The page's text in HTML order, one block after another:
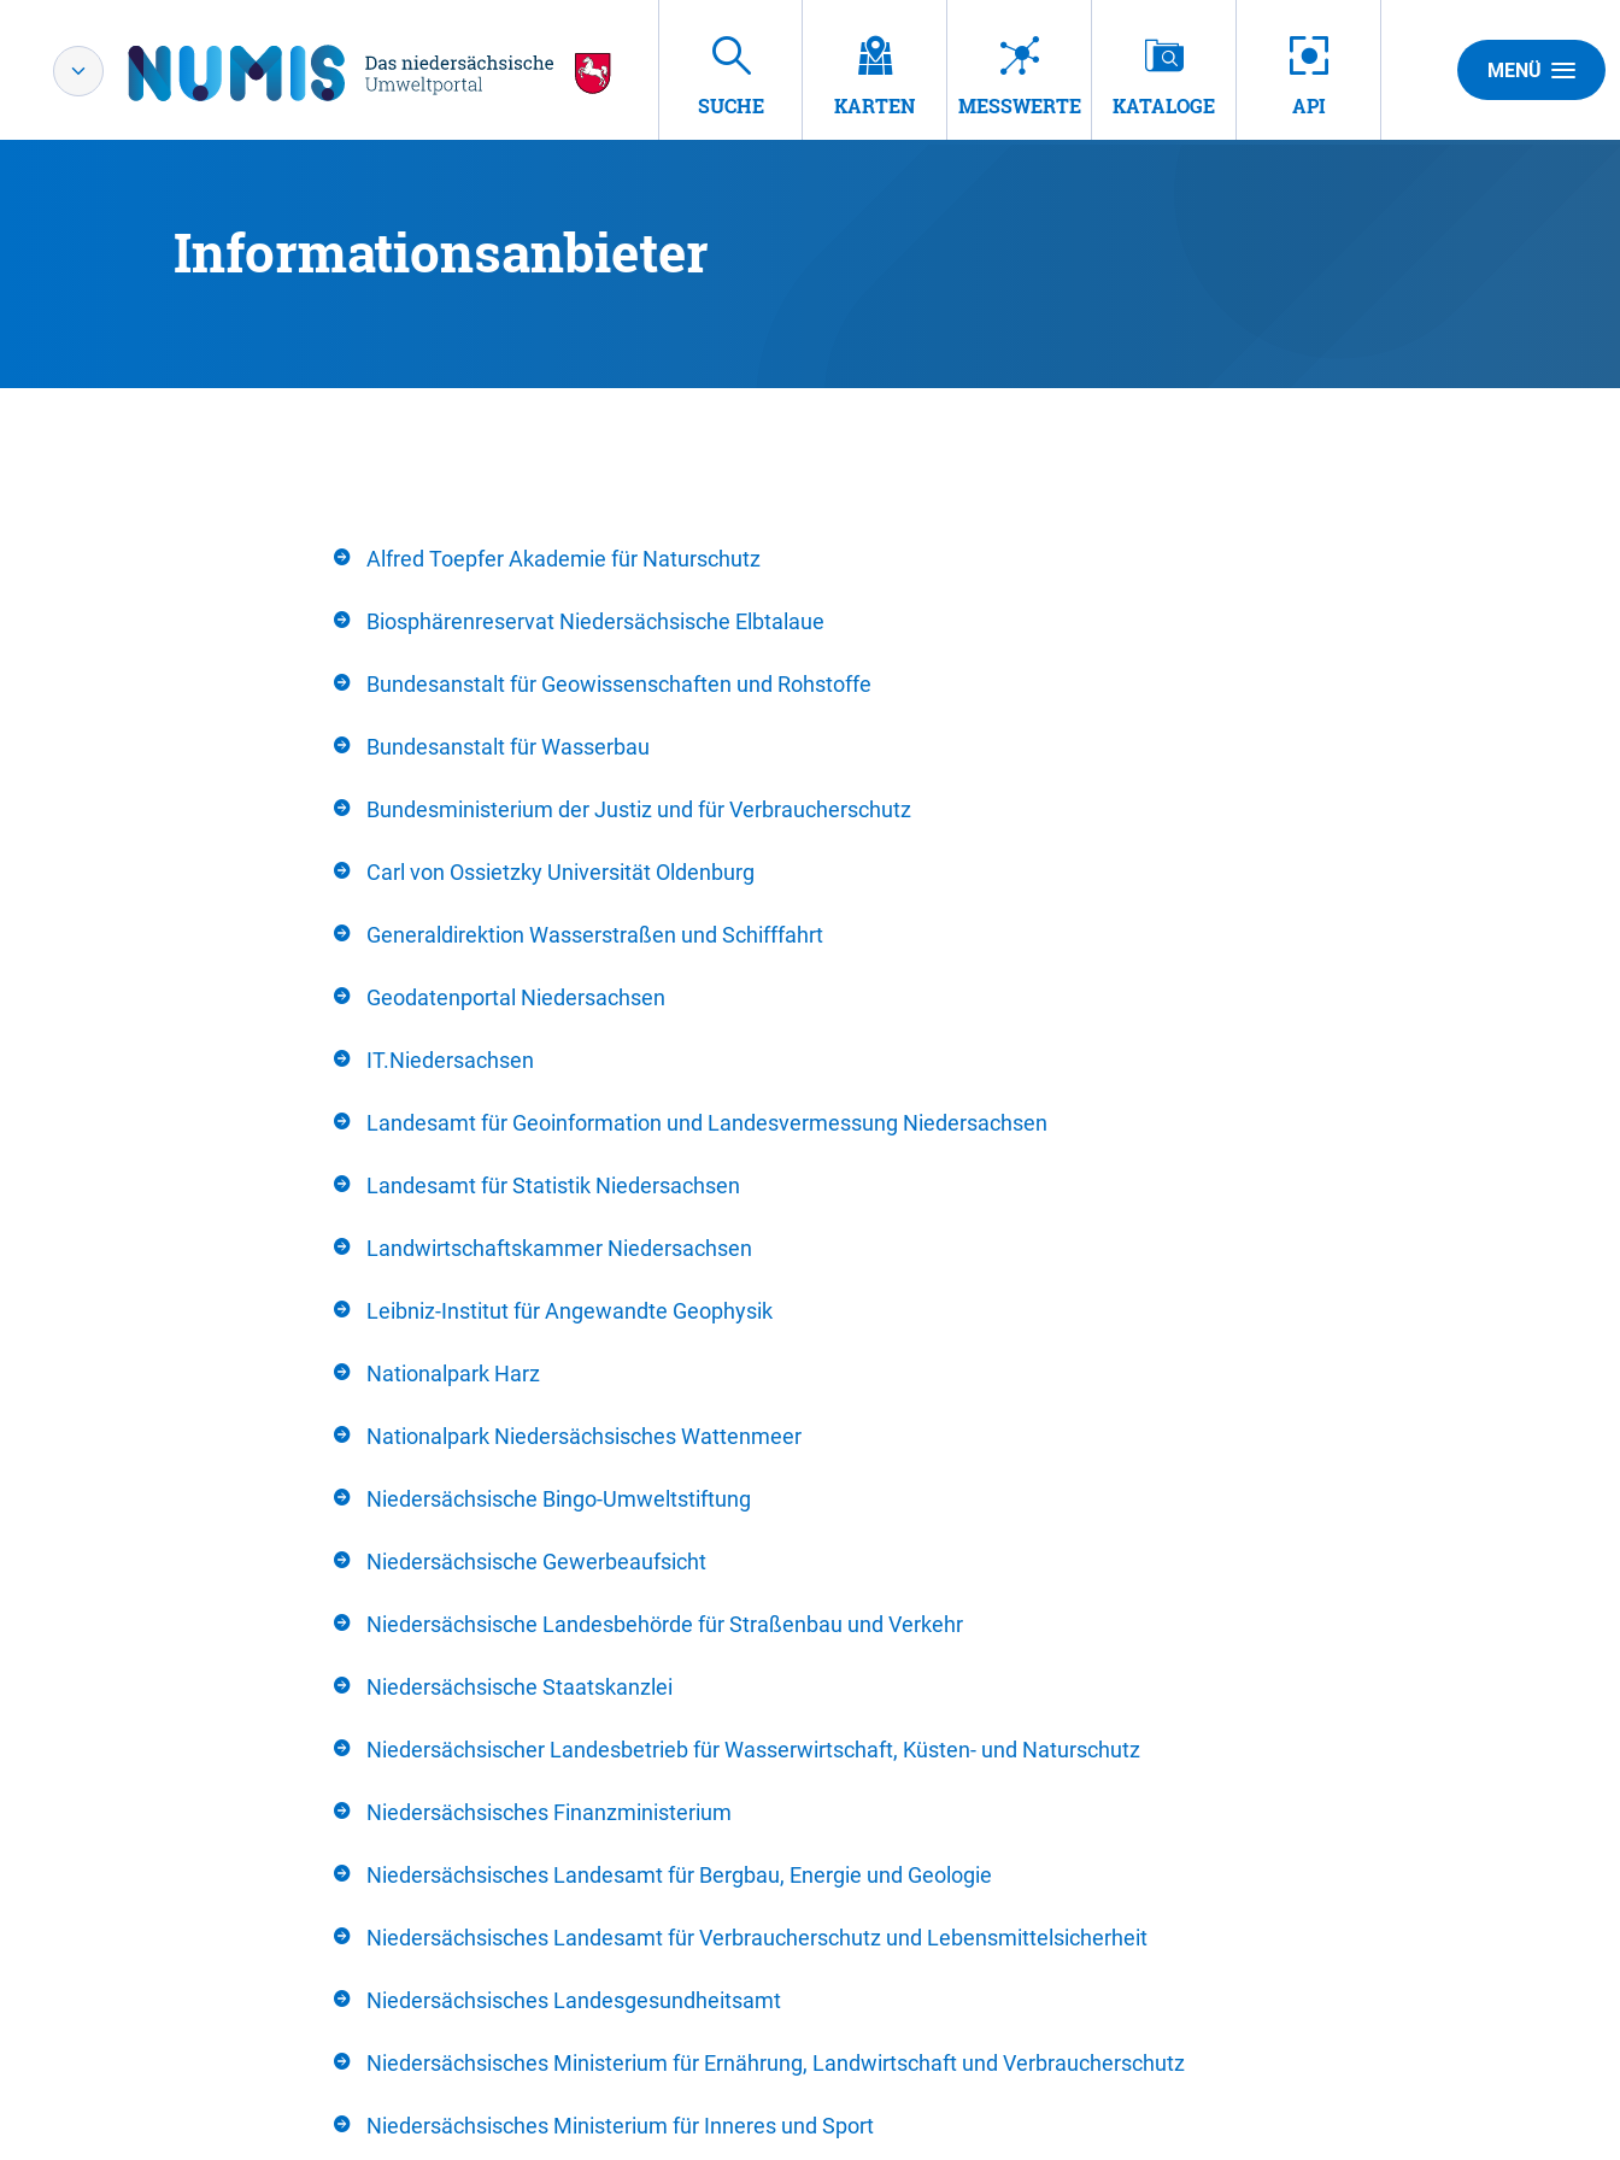
SUCHE KARTEN MESSWERTE KATALOGE API
MENÜ
Informationsanbieter
Alfred Toepfer Akademie für Naturschutz
Biosphärenreservat Niedersächsische Elbtalaue
Bundesanstalt für Geowissenschaften und Rohstoffe
Bundesanstalt für Wasserbau
Bundesministerium der Justiz und für Verbraucherschutz
Carl von Ossietzky Universität Oldenburg
Generaldirektion Wasserstraßen und Schifffahrt
Geodatenportal Niedersachsen
IT.Niedersachsen
Landesamt für Geoinformation und Landesvermessung Niedersachsen
Landesamt für Statistik Niedersachsen
Landwirtschaftskammer Niedersachsen
Leibniz-Institut für Angewandte Geophysik
Nationalpark Harz
Nationalpark Niedersächsisches Wattenmeer
Niedersächsische Bingo-Umweltstiftung
Niedersächsische Gewerbeaufsicht
Niedersächsische Landesbehörde für Straßenbau und Verkehr
Niedersächsische Staatskanzlei
Niedersächsischer Landesbetrieb für Wasserwirtschaft, Küsten- und Naturschutz
Niedersächsisches Finanzministerium
Niedersächsisches Landesamt für Bergbau, Energie und Geologie
Niedersächsisches Landesamt für Verbraucherschutz und Lebensmittelsicherheit
Niedersächsisches Landesgesundheitsamt
Niedersächsisches Ministerium für Ernährung, Landwirtschaft und Verbraucherschutz
Niedersächsisches Ministerium für Inneres und Sport